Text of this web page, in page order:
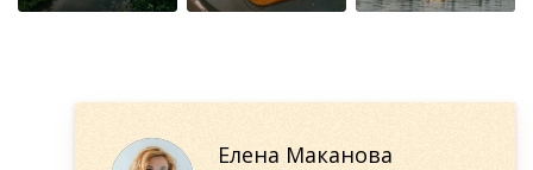
Елена Маканова